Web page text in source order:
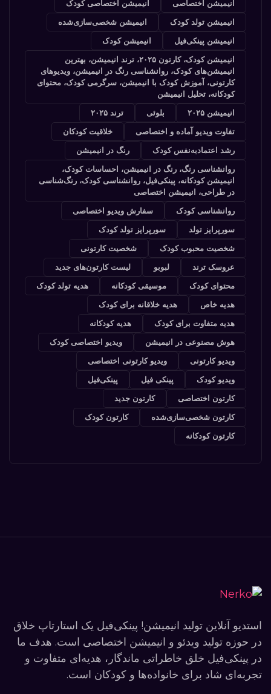
انیمیشن اختصاصی
انیمیشن اختصاصی کودک
انیمیشن تولد کودک
انیمیشن شخصی‌سازی‌شده
انیمیشن پینکی‌فیل
انیمیشن کودک
انیمیشن کودک، کارتون ۲۰۲۵، ترند انیمیشن، بهترین
انیمیشن‌های کودک، روانشناسی رنگ در انیمیشن، ویدیوهای
کارتونی، آموزش کودک با انیمیشن، سرگرمی کودک، محتوای
کودکانه، تحلیل انیمیشن
انیمیشن ۲۰۲۵
بلوئی
ترند ۲۰۲۵
تفاوت ویدیو آماده و اختصاصی
خلاقیت کودکان
رشد اعتمادبه‌نفس کودک
رنگ در انیمیشن
روانشناسی رنگ، رنگ در انیمیشن، احساسات کودک،
انیمیشن کودکانه، پینکی‌فیل، روانشناسی کودک، رنگ‌شناسی
در طراحی، انیمیشن اختصاصی
روانشناسی کودک
سفارش ویدیو اختصاصی
سورپرایز تولد
سورپرایز تولد کودک
شخصیت محبوب کودک
شخصیت کارتونی
عروسک ترند
لبوبو
لیست کارتون‌های جدید
محتوای کودک
موسیقی کودکانه
هدیه تولد کودک
هدیه خاص
هدیه خلاقانه برای کودک
هدیه متفاوت برای کودک
هدیه کودکانه
هوش مصنوعی در انیمیشن
ویدیو اختصاصی کودک
ویدیو کارتونی
ویدیو کارتونی اختصاصی
ویدیو کودک
پینکی فیل
پینکی‌فیل
کارتون اختصاصی
کارتون جدید
کارتون شخصی‌سازی‌شده
کارتون کودک
کارتون کودکانه
استدیو آنلاین تولید انیمیشن! پینکی‌فیل یک استارتاپ خلاق
در حوزه تولید ویدئو و انیمیشن اختصاصی است. هدف ما
در پینکی‌فیل خلق خاطراتی ماندگار، هدیه‌ای متفاوت و
تجربه‌ای شاد برای خانواده‌ها و کودکان است.